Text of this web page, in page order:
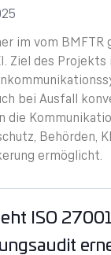
im vom
Ziel des
bei Ausfall
die
Behörden,
ermöglicht.
ISO